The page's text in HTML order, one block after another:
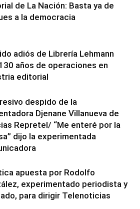
de La Nación: Basta ya de
a la democracia
adiós de Librería Lehmann
años de operaciones en
editorial
despido de la
Djenane Villanueva de
Repretel/ “Me enteré por la
dijo la experimentada
apuesta por Rodolfo
experimentado periodista y
para dirigir Telenoticias